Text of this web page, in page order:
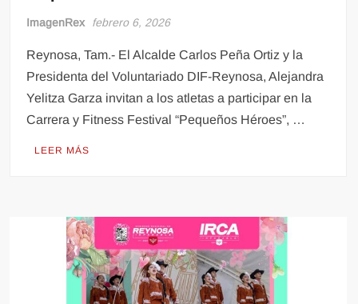
ImagenRex febrero 6, 2026
Reynosa, Tam.- El Alcalde Carlos Peña Ortiz y la
Presidenta del Voluntariado DIF-Reynosa, Alejandra
Yelitza Garza invitan a los atletas a participar en la
Carrera y Fitness Festival “Pequeños Héroes”, …
LEER MÁS